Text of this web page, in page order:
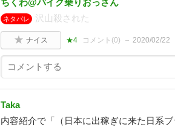
ちくわ@バイク乗りおっさん
ネタバレ 沢山殺された
ナイス ★4 コメント(0) 2020/02/22
Taka
内容紹介で「（日本に出稼ぎに来た日系